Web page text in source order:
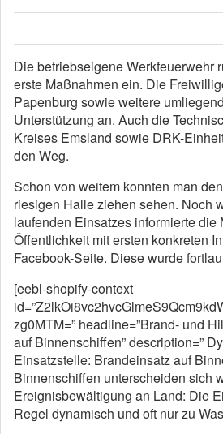
Die betriebseigene Werkfeuerwehr
erste Maßnahmen ein. Die
Papenburg sowie weitere
Unterstützung an. Auch die
Kreises Emsland sowie DRK-
den Weg.
Schon von weitem konnten man
riesigen Halle ziehen sehen. Noch
laufenden Einsatzes informierte die
Öffentlichkeit mit ersten konkreten
Facebook-Seite. Diese wurde
[eebl-shopify-context
zg0MTM=” headline=”Brand- und
auf Binnenschiffen” description=”
Einsatzstelle: Brandeinsatz auf
Binnenschiffen unterscheiden sich
Ereignisbewältigung an Land: Die
Regel dynamisch und oft nur zu